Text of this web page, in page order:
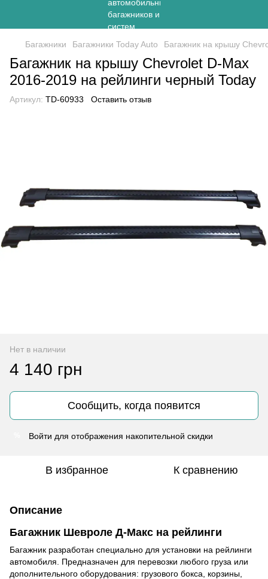
Багажники Багажники Today Auto Багажник на крышу
Багажник на крышу Chevrolet D-Max
2016-2019 на рейлинги черный Today
Артикул: TD-60933 Оставить отзыв
Нет в наличии
4 140 грн
Сообщить, когда появится
Войти для отображения накопительной скидки
В избранное К сравнению
Описание
Багажник Шевроле Д-Макс на рейлинги
Багажник разработан специально для установки на рейлинги
автомобиля. Предназначен для перевозки любого груза или
дополнительного оборудования: грузового бокса, корзины,